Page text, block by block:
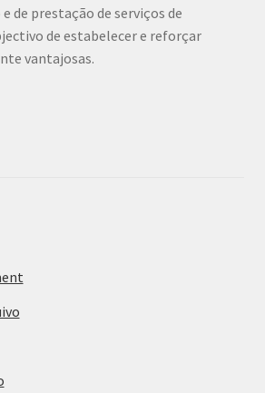
de prestação de serviços de
de estabelecer e reforçar
vantajosas.